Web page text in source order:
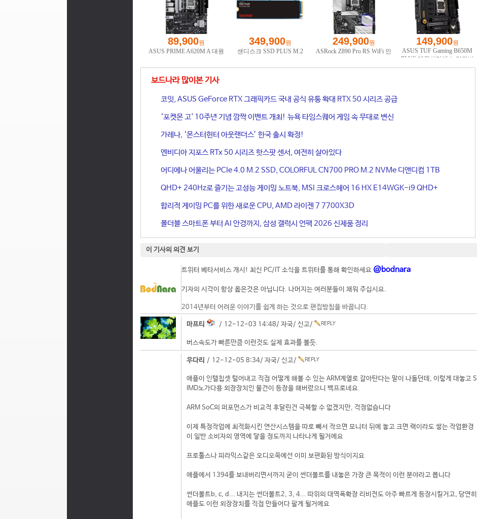
보드나라 많이본 기사
코잇, ASUS GeForce RTX 그래픽카드 국내 공식 유통 확대 RTX 50 시리즈 공급
‘포켓몬 고' 10주년 기념 깜짝 이벤트 개최! 뉴욕 타임스퀘어 게임 속 무대로 변신
가레나, ‘몬스터헌터 아웃랜더스’ 한국 출시 확정!
엔비디아 지포스 RTx 50 시리즈 핫스팟 센서, 여전히 살아있다
어디에나 어울리는 PCIe 4.0 M.2 SSD, COLORFUL CN700 PRO M.2 NVMe 디앤디컴 1TB
QHD+ 240Hz로 즐기는 고성능 게이밍 노트북, MSI 크로스헤어 16 HX E14WGK-i9 QHD+
합리적 게이밍 PC를 위한 새로운 CPU, AMD 라이젠 7 7700X3D
폴더블 스마트폰 부터 AI 안경까지, 삼성 갤럭시 언팩 2026 신제품 정리
이 기사의 의견 보기
트위터 베타서비스 개시! 최신 PC/IT 소식을 트위터를 통해 확인하세요 @bodnara
기자의 시각이 항상 옳은것은 아닙니다. 나머지는 여러분들이 채워 주십시요.
2014년부터 어려운 이야기를 쉽게 하는 것으로 편집방침을 바꿉니다.
마프티 / 12-12-03 14:48/ 자국/ 신고/
버스속도가 빠른만큼 이런것도 실제 효과를 볼듯.
우다리 / 12-12-05 8:34/ 자국/ 신고/
애플이 인텔칩셋 털어내고 직접 어떻게 해볼 수 있는 ARM계열로 갈아탄다는 말이 나돌던데, 이렇게 대놓고 S
IMD노가다용 외장장치인 물건이 등장을 해버렸으니 백프로네요
ARM SoC의 퍼포먼스가 비교적 후달린건 극복할 수 없겠지만, 걱정없습니다
이제 특정작업에 최적화시킨 연산시스템을 따로 빼서 작으면 모니터 뒤에 놓고 크면 랙이라도 쌓는 작업환경
이 일반 소비자의 영역에 닿을 정도까지 나타나게 될거에요
프로툴스나 피라믹스같은 오디오쪽에선 이미 보편화된 방식이지요
애플에서 1394를 보내버리면서까지 굳이 썬더볼트를 내놓은 가장 큰 목적이 이런 분야라고 봅니다
썬더볼트b, c, d... 내지는 썬더볼트2, 3, 4... 따위의 대역폭확장 리비전도 아주 빠르게 등장시킬거고, 당연히
애플도 이런 외장장치를 직접 만들어다 팔게 될거에요